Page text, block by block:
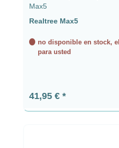
Max5
Realtree Max5
no disponible en stock,
para usted
Precio normal:
41,95 €